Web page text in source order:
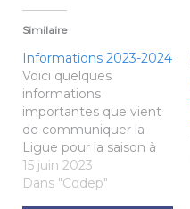
Similaire
Informations 2023-2024
Voici quelques
informations
importantes que vient
de communiquer la
Ligue pour la saison à
venir: Échéances à
respecter pour les
15 juin 2023
Dans "Codep"